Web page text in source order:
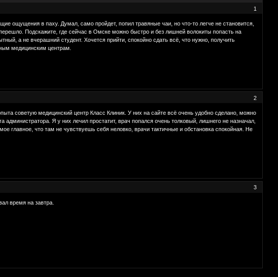
1
ощущения в паху. Думал, само пройдет, попил травяные чаи, но что-то легче не становится,
Подскажите, где сейчас в Омске можно быстро и без лишней волокиты попасть на
а не вчерашний студент. Хочется прийти, спокойно сдать всё, что нужно, получить
медицинским центрам.
2
советую медицинский центр Класс Клиник. У них на сайте всё очень удобно сделано, можно
Я у них лечил простатит, врач попался очень толковый, лишнего не назначал,
главное, что там не чувствуешь себя неловко, врачи тактичные и обстановка спокойная. Не
3
время на завтра.